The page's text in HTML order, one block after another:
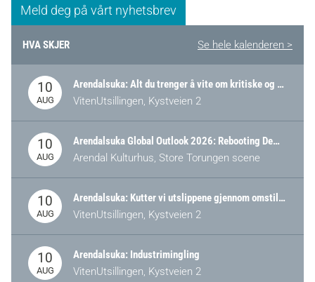
Meld deg på vårt nyhetsbrev
HVA SKJER Se hele kalenderen >
10
AUG
Arendalsuka: Alt du trenger å vite om kritiske og strategiske verdikjeder i Norge
VitenUtsillingen, Kystveien 2
10
AUG
Arendalsuka Global Outlook 2026: Rebooting Democracy for a New World Order
Arendal Kulturhus, Store Torungen scene
10
AUG
Arendalsuka: Kutter vi utslippene gjennom omstilling – eller tap av industri?
VitenUtsillingen, Kystveien 2
10
AUG
Arendalsuka: Industrimingling
VitenUtsillingen, Kystveien 2